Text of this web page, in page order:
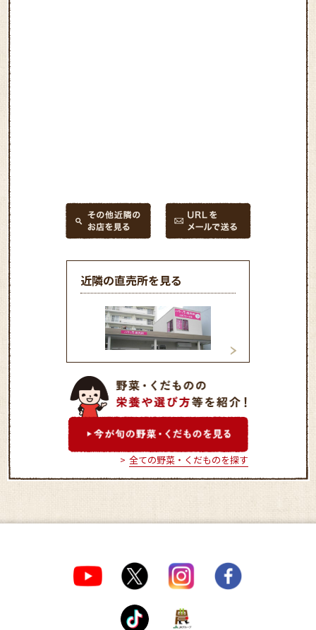
近隣の直売所を見る
「ハマッ子」直売所 たま
プラーザ店
「ハマッ子」直
カートきた店
全ての野菜・くだものを探す